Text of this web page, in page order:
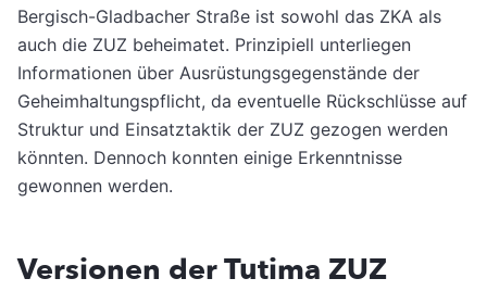
Bergisch-Gladbacher Straße ist sowohl das ZKA als
auch die ZUZ beheimatet. Prinzipiell unterliegen
Informationen über Ausrüstungsgegenstände der
Geheimhaltungspflicht, da eventuelle Rückschlüsse auf
Struktur und Einsatztaktik der ZUZ gezogen werden
könnten. Dennoch konnten einige Erkenntnisse
gewonnen werden.
Versionen der Tutima ZUZ